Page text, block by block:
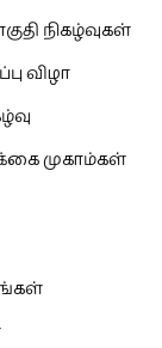
நிகழ்வுகள்
விழா
முகாம்கள்